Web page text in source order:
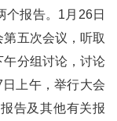
个报告。1月26日
第五次会议，听取
午分组讨论，讨论
上午，举行大会
告及其他有关报